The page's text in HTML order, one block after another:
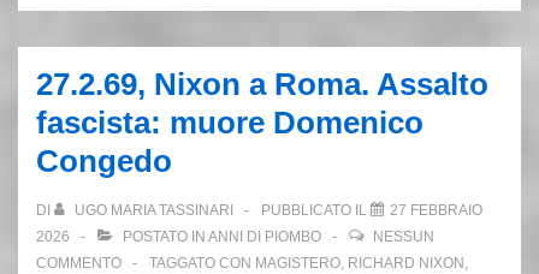
Scialabba,
un
innocente
27.2.69, Nixon a Roma. Assalto
fascista: muore Domenico
Congedo
DI UGO MARIA TASSINARI PUBBLICATO IL
27 FEBBRAIO
2026
POSTATO IN ANNI DI PIOMBO
NESSUN
COMMENTO
TAGGATO CON MAGISTERO, RICHARD NIXON ,